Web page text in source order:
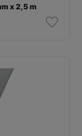
x 2,5 m